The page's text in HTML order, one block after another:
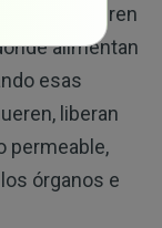
no se digieren
alimentan
esas
liberan
permeable,
órganos e